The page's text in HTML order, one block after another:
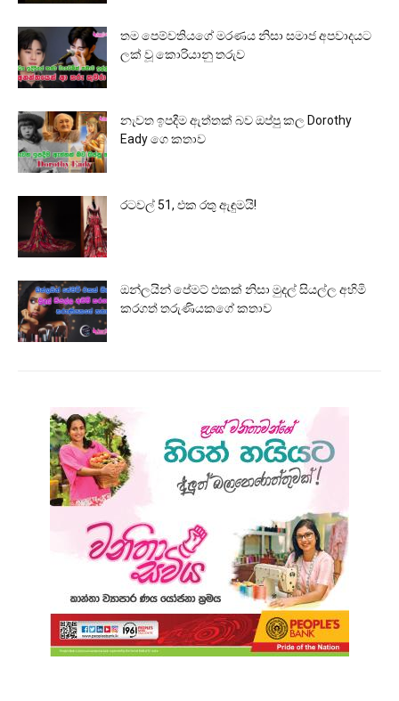
තම පෙම්වතියගේ මරණය නිසා සමාජ අපවාදයට
ලක් වූ කොරියානු තරුව
නැවත ඉපදීම ඇත්තක් බව ඔප්පු කල Dorothy
Eady ගෙ කතාව
රටවල් 51, එක රතු ඇඳුමයි!
ඔන්ලයින් පේමට් එකක් නිසා මුදල් සියල්ල අහිමි
කරගත් තරුණියකගේ කතාව